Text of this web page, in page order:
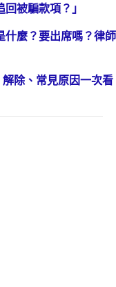
被騙款項？」
什麼？要出席嗎？律師
除、常見原因一次看